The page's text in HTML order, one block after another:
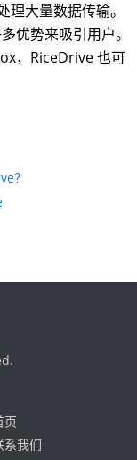
大量数据传输。
优势来吸引用户。
，RiceDrive 也可
？
页
系我们